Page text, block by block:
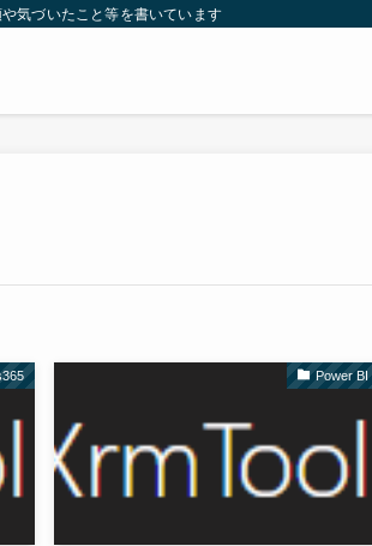
気づいたこと等を書いています
Power BI